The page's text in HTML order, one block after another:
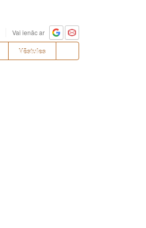
Vai ienāc ar
Vēstules